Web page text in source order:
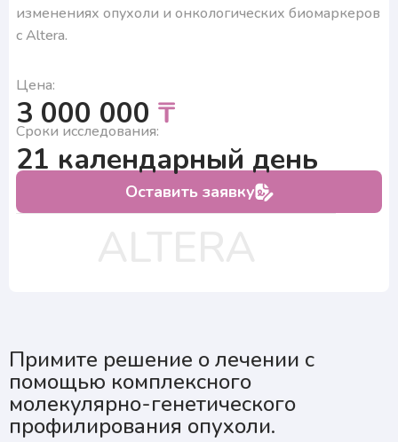
изменениях опухоли и онкологических биомаркеров
с Altera.
Оставить заявку
Сроки исследования:
21 календарный день
Цена:
3 000 000 ₸
Примите решение о лечении с
помощью комплексного
молекулярно-генетического
профилирования опухоли.
Нажимая на кнопку, я подтверждаю, что согласен
с условиями обработки персональных данных и
подтверждаю согласие на получение ответа, а также
ознакомлен с правилами подготовки к исследованиям